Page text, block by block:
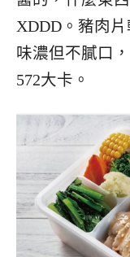
XDDD。豬肉
味濃但不膩口
572大卡。